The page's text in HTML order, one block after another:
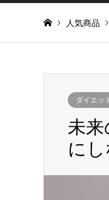
人気商品
ダイエッ
未
に